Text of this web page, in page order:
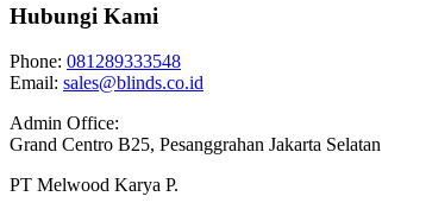
Hubungi Kami
Phone: 081289333548
Email: sales@blinds.co.id
Admin Office:
Grand Centro B25, Pesanggrahan Jakarta Selatan
PT Melwood Karya P.